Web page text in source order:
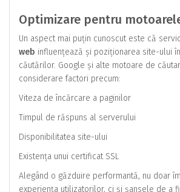
Optimizare pentru
Un aspect mai puțin cunoscut este că
web influențează și poziționarea site-ului
căutărilor. Google și alte motoare de
considerare factori precum:
Viteza de încărcare a paginilor
Timpul de răspuns al serverului
Disponibilitatea site-ului
Existența unui certificat SSL
Alegând o găzduire performantă, nu doar
experiența utilizatorilor, ci și șansele de a